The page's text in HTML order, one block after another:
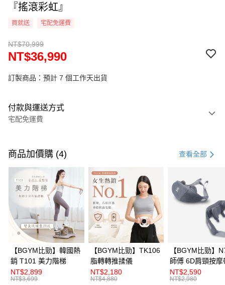
『搖滾彩虹』
買就送 宅配免運費
NT$70,999
NT$36,990
訂製商品：預計 7 個工作天出貨
付款與運送方式
宅配免運費
信用卡一次付款
信用卡分期付款
3 期 0 利率 每期NT$12,330 21家銀行
合作金庫商業銀行
第一商業銀行
華南商業銀行
彰化商業銀行
上海商業儲蓄銀行
台北富邦商業銀行
國泰世華商業銀行
兆豐國際商業銀行
臺灣中小企業銀行
台中商業銀行
匯豐（台灣）商業銀行
華泰商業銀行
聯邦商業銀行
遠東國際商業銀行
元大商業銀行
6 期 0 利率 每期 NT$6,165 21家銀行
合作金庫商業銀行
第一商業銀行
華南商業銀行
彰化商業銀行
上海商業儲蓄銀行
台北富邦商業銀行
國泰世華商業銀行
兆豐國際商業銀行
臺灣中小企業銀行
台中商業銀行
匯豐（台灣）商業銀行
華泰商業銀行
聯邦商業銀行
12 期 0 利率 每期 NT$3,082 21家銀行
合作金庫商業銀行
第一商業銀行
華南商業銀行
彰化商業銀行
上海商業儲蓄銀行
台北富邦商業銀行
國泰世華商業銀行
兆豐國際商業銀行
臺灣中小企業銀行
台中商業銀行
LINE Pay
Apple Pay
街口支付
商品加價購 (4) 查看全部
【BGYM比勁】韓國熱
銷 T101 美力階梯
NT$2,899
NT$3,699
【BGYM比勁】TK106
脂轉轉推揉儀
NT$2,180
NT$4,880
【BGYM比勁】
師傅 6D肩頸按摩
NT$2,590
NT$2,980